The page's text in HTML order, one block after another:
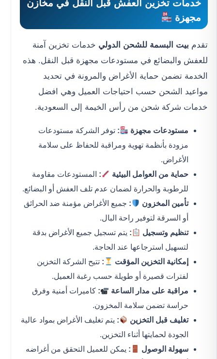
خدمات تخزين العفش قبل النقل في مخازن
مجهزة
تقدم بيت البسمة للشحن الدولي خدمات تخزين آمنة
للعفش والبضائع في مستودعات مجهزة قبل النقل. هذه
الخدمة تضمن حماية الأغراض والمرونة في تحديد
مواعيد الشحن حسب احتياجات العميل وهي افضل
خدمات شركة شحن من رأس الخيمة إلى السعودية.
مستودعات مجهزة : توفر الشركة مستودعات
مزودة بأنظمة تهوية ومراقبة للحفاظ على سلامة
الأغراض.
حماية من العوامل البيئية
: المستودعات مقاومة
للرطوبة والحرارة لضمان عدم تلف العفش أو البضائع.
تأمين المخزون
: جميع الأغراض مؤمنة ضد الحرائق
أو السرقة لتوفير راحة البال.
تنظيم وتسجيل
: يتم تسجيل جميع الأغراض بدقة
لتسهيل استرجاعها عند الحاجة.
إمكانية التخزين المؤقت
: تتيح الشركة التخزين
لفترات قصيرة أو طويلة حسب رغبة العميل.
مراقبة على مدار الساعة
: كاميرات أمنية وفرق
حراسة تضمن سلامة المخزون.
تغليف قبل التخزين
: يتم تغليف الأغراض بمواد عالية
الجودة لحمايتها أثناء التخزين.
سهولة الوصول
: يمكن للعميل التحقق من أغراضه